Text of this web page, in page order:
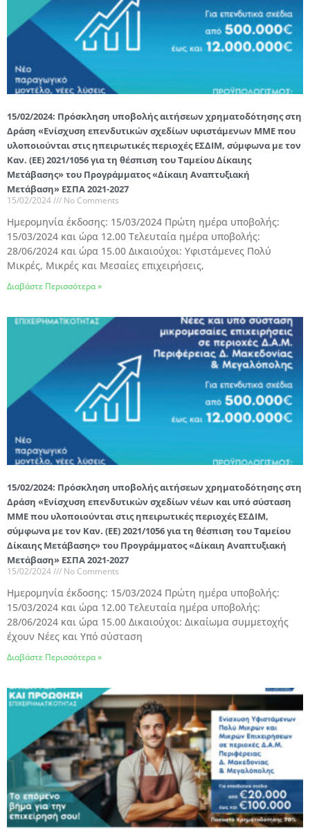
15/02/2024: Πρόσκληση υποβολής αιτήσεων χρηματοδότησης στη
Δράση «Ενίσχυση επενδυτικών σχεδίων υφιστάμενων ΜΜΕ που
υλοποιούνται στις ηπειρωτικές περιοχές ΕΣΔΙΜ, σύμφωνα με τον
Καν. (ΕΕ) 2021/1056 για τη θέσπιση του Ταμείου Δίκαιης
Μετάβασης» του Προγράμματος «Δίκαιη Αναπτυξιακή
Μετάβαση» ΕΣΠΑ 2021-2027
15/02/2024 No Comments
Hμερομηνία έκδοσης: 15/03/2024 Πρώτη ημέρα υποβολής:
15/03/2024 και ώρα 12.00 Τελευταία ημέρα υποβολής:
28/06/2024 και ώρα 15.00 Δικαιούχοι: Υφιστάμενες Πολύ
Μικρές, Μικρές και Μεσαίες επιχειρήσεις,
Διαβάστε Περισσότερα »
15/02/2024: Πρόσκληση υποβολής αιτήσεων χρηματοδότησης στη
Δράση «Ενίσχυση επενδυτικών σχεδίων νέων και υπό σύσταση
ΜΜΕ που υλοποιούνται στις ηπειρωτικές περιοχές ΕΣΔΙΜ,
σύμφωνα με τον Καν. (ΕΕ) 2021/1056 για τη θέσπιση του Ταμείου
Δίκαιης Μετάβασης» του Προγράμματος «Δίκαιη Αναπτυξιακή
Μετάβαση» ΕΣΠΑ 2021-2027
15/02/2024 No Comments
Hμερομηνία έκδοσης: 15/03/2024 Πρώτη ημέρα υποβολής:
15/03/2024 και ώρα 12.00 Τελευταία ημέρα υποβολής:
28/06/2024 και ώρα 15.00 Δικαιούχοι: Δικαίωμα συμμετοχής
έχουν Νέες και Υπό σύσταση
Διαβάστε Περισσότερα »